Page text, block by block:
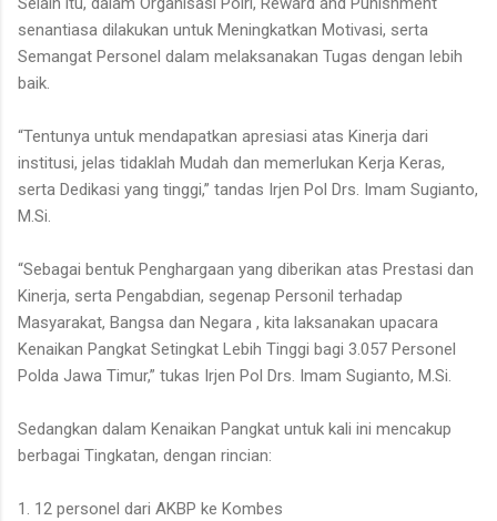
senantiasa dilakukan untuk Meningkatkan Motivasi, serta
Semangat Personel dalam melaksanakan Tugas dengan lebih
baik.
“Tentunya untuk mendapatkan apresiasi atas Kinerja dari
institusi, jelas tidaklah Mudah dan memerlukan Kerja Keras,
serta Dedikasi yang tinggi,” tandas Irjen Pol Drs. Imam Sugianto,
M.Si.
“Sebagai bentuk Penghargaan yang diberikan atas Prestasi dan
Kinerja, serta Pengabdian, segenap Personil terhadap
Masyarakat, Bangsa dan Negara , kita laksanakan upacara
Kenaikan Pangkat Setingkat Lebih Tinggi bagi 3.057 Personel
Polda Jawa Timur,” tukas Irjen Pol Drs. Imam Sugianto, M.Si.
Sedangkan dalam Kenaikan Pangkat untuk kali ini mencakup
berbagai Tingkatan, dengan rincian:
1. 12 personel dari AKBP ke Kombes